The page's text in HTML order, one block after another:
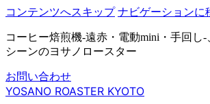
コンテンツへスキップ ナビゲーションに
コーヒー焙煎機-遠赤・電動mini・手回し
シーンのヨサノロースター
お問い合わせ
YOSANO ROASTER KYOTO